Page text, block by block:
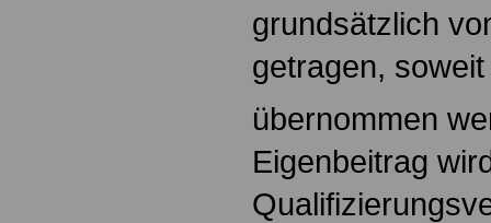
grundsätzlich
getragen,
übernommen
Eigenbeitrag